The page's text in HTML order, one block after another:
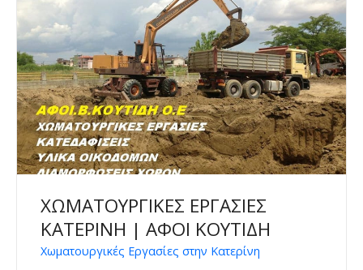
ΧΩΜΑΤΟΥΡΓΙΚΕΣ ΕΡΓΑΣΙΕΣ
ΚΑΤΕΡΙΝΗ | ΑΦΟΙ ΚΟΥΤΙΔΗ
Χωματουργικές Εργασίες στην Κατερίνη